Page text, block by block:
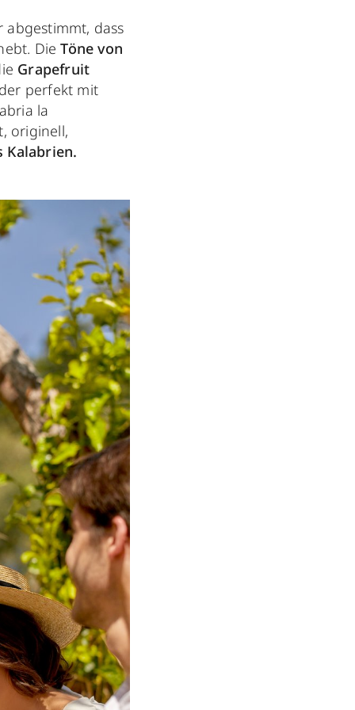
dass
DieTöne von
Grapefruit
perfekt mit
la
originell,
Kalabrien.